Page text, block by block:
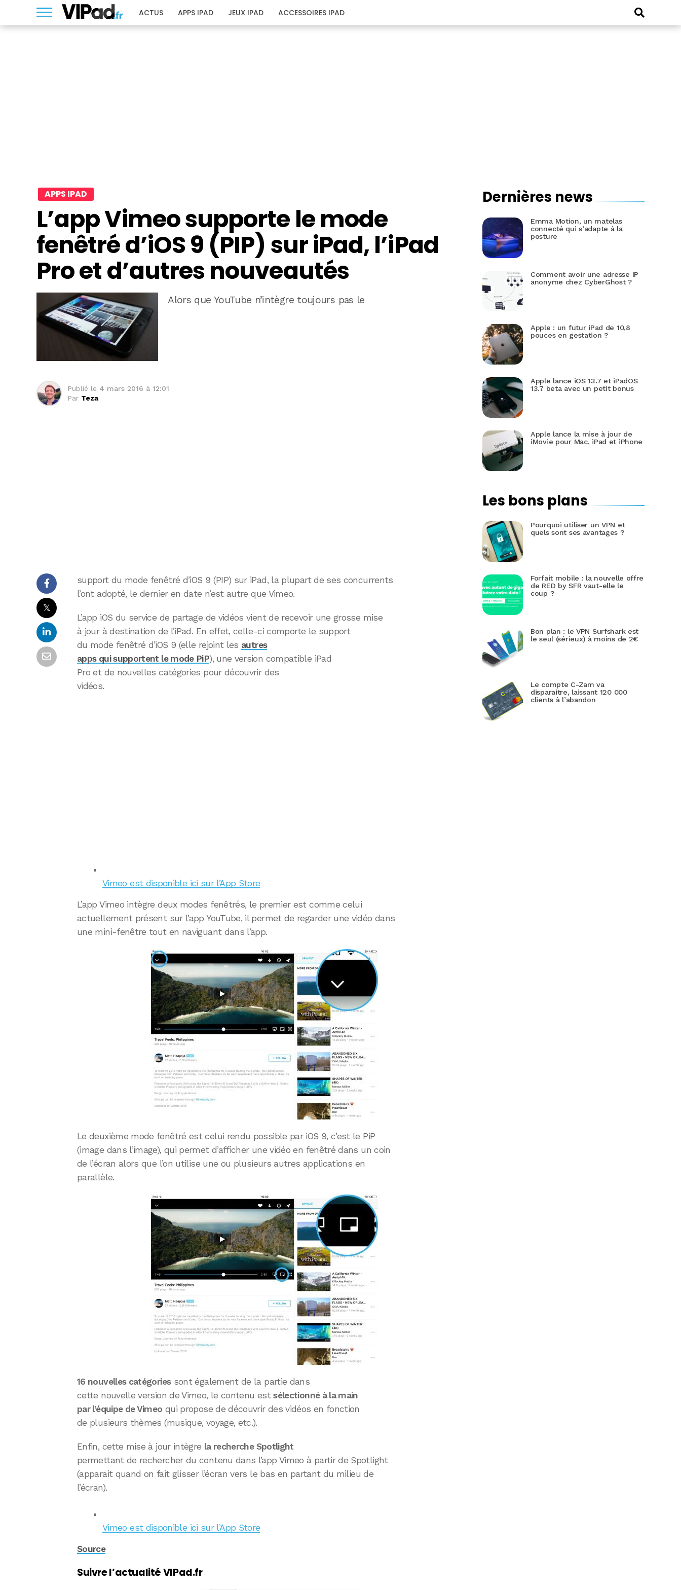
ACTUS APPS IPAD JEUX IPAD ACCESSOIRES IPAD
APPS IPAD
L’app Vimeo supporte le mode
fenêtré d’iOS 9 (PIP) sur iPad, l’iPad
Pro et d’autres nouveautés
Alors que YouTube n’intègre toujours pas le
Publié le 4 mars 2016 à 12:01
Par Teza
𝕏
support du mode fenêtré d’iOS 9 (PIP) sur iPad, la plupart de ses concurrents
l’ont adopté, le dernier en date n’est autre que Vimeo.
L’app iOS du service de partage de vidéos vient de recevoir une grosse mise
à jour à destination de l’iPad. En effet, celle-ci comporte le support
du mode fenêtré d’iOS 9 (elle rejoint les autres
apps qui supportent le mode PiP), une version compatible iPad
Pro et de nouvelles catégories pour découvrir des
vidéos.
Vimeo est disponible ici sur l’App Store
L’app Vimeo intègre deux modes fenêtrés, le premier est comme celui
actuellement présent sur l’app YouTube, il permet de regarder une vidéo dans
une mini-fenêtre tout en naviguant dans l’app.
Le deuxième mode fenêtré est celui rendu possible par iOS 9, c’est le PiP
(image dans l’image), qui permet d’afficher une vidéo en fenêtré dans un coin
de l’écran alors que l’on utilise une ou plusieurs autres applications en
parallèle.
16 nouvelles catégoriessont également de la partie dans
cette nouvelle version de Vimeo, le contenu estsélectionné à la main
par l’équipe de Vimeo qui propose de découvrir des vidéos en fonction
de plusieurs thèmes (musique, voyage, etc.).
Enfin, cette mise à jour intègre la recherche Spotlight
permettant de rechercher du contenu dans l’app Vimeo à partir de Spotlight
(apparait quand on fait glisser l’écran vers le bas en partant du milieu de
l’écran).
Vimeo est disponible ici sur l’App Store
Source
Suivre l’actualité VIPad.fr
Dernières news
Emma Motion, un matelas
connecté qui s’adapte à la
posture
Comment avoir une adresse IP
anonyme chez CyberGhost ?
Apple : un futur iPad de 10,8
pouces en gestation ?
Apple lance iOS 13.7 et iPadOS
13.7 beta avec un petit bonus
Apple lance la mise à jour de
iMovie pour Mac, iPad et iPhone
Les bons plans
Pourquoi utiliser un VPN et
quels sont ses avantages ?
Forfait mobile : la nouvelle offre
de RED by SFR vaut-elle le
coup ?
Bon plan : le VPN Surfshark est
le seul (sérieux) à moins de 2€
Le compte C-Zam va
disparaitre, laissant 120 000
clients à l’abandon